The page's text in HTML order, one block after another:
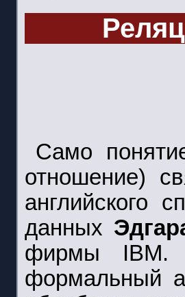
Само
отношение)
английского
данных
фирмы IBM.
формальный